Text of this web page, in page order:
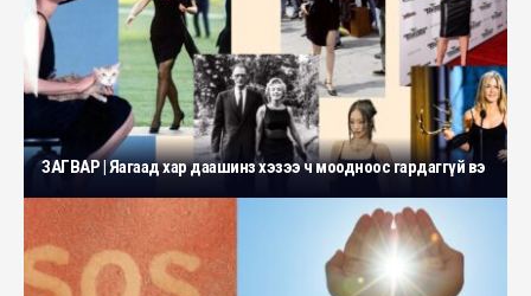
ЗАГВАР | Яагаад хар даашинз хэзээ ч моодноос гардаггүй вэ